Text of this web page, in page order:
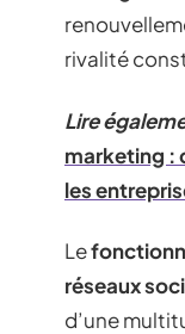
rivalité
Lire
marketing :
les
Le
réseaux
d’une